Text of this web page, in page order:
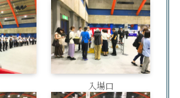
入場口